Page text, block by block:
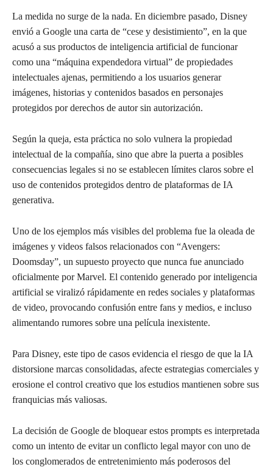
La medida no surge de la nada. En diciembre pasado, Disney
envió a Google una carta de “cese y desistimiento”, en la que
acusó a sus productos de inteligencia artificial de funcionar
como una “máquina expendedora virtual” de propiedades
intelectuales ajenas, permitiendo a los usuarios generar
imágenes, historias y contenidos basados en personajes
protegidos por derechos de autor sin autorización.
Según la queja, esta práctica no solo vulnera la propiedad
intelectual de la compañía, sino que abre la puerta a posibles
consecuencias legales si no se establecen límites claros sobre el
uso de contenidos protegidos dentro de plataformas de IA
generativa.
Uno de los ejemplos más visibles del problema fue la oleada de
imágenes y videos falsos relacionados con “Avengers:
Doomsday”, un supuesto proyecto que nunca fue anunciado
oficialmente por Marvel. El contenido generado por inteligencia
artificial se viralizó rápidamente en redes sociales y plataformas
de video, provocando confusión entre fans y medios, e incluso
alimentando rumores sobre una película inexistente.
Para Disney, este tipo de casos evidencia el riesgo de que la IA
distorsione marcas consolidadas, afecte estrategias comerciales y
erosione el control creativo que los estudios mantienen sobre sus
franquicias más valiosas.
La decisión de Google de bloquear estos prompts es interpretada
como un intento de evitar un conflicto legal mayor con uno de
los conglomerados de entretenimiento más poderosos del